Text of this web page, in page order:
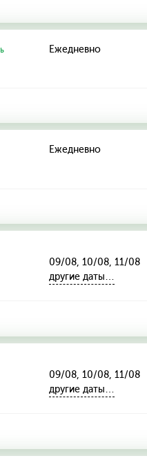
Ежедневно
Ежедневно
09/08, 10/08, 11/08
другие даты…
09/08, 10/08, 11/08
другие даты…